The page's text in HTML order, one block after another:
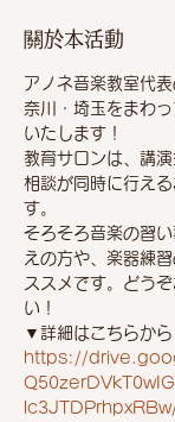
關於本活動
アノネ音楽教室代
奈川・埼玉をまわ
いたします！
教育サロンは、講
相談が同時に行え
す。
そろそろ音楽の習
えの方や、楽器練
ススメです。どう
い！
▼詳細はこちらから
https://